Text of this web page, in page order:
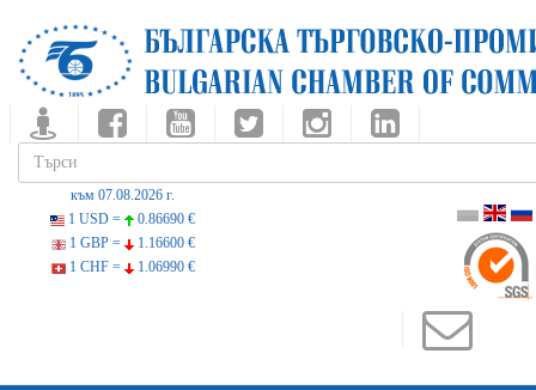
към 07.08.2026 г.
1 USD =
0.86690 €
1 GBP =
1.16600 €
1 CHF =
1.06990 €